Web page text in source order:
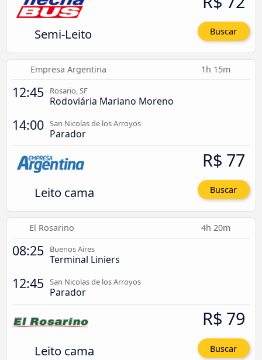
Semi-Leito Buscar
Empresa Argentina 1h 15m
12:45 Rosario, SF
Rodoviária Mariano Moreno
14:00 San Nicolas de los Arroyos
Parador
Leito cama
R$ 77
Buscar
El Rosarino 4h 20m
08:25 Buenos Aires
Terminal Liniers
12:45 San Nicolas de los Arroyos
Parador
Leito cama
R$ 79
Buscar